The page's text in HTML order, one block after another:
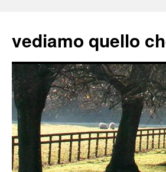
vediamo quello